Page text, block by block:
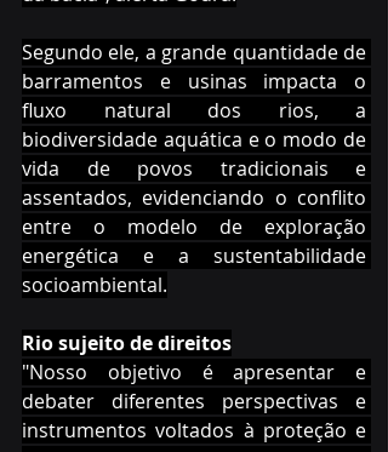
Segundo ele, a grande quantidade de
barramentos e usinas impacta o
fluxo natural dos rios, a
biodiversidade aquática e o modo de
vida de povos tradicionais e
assentados, evidenciando o conflito
entre o modelo de exploração
energética e a sustentabilidade
socioambiental.
Rio sujeito de direitos
"Nosso objetivo é apresentar e
debater diferentes perspectivas e
instrumentos voltados à proteção e